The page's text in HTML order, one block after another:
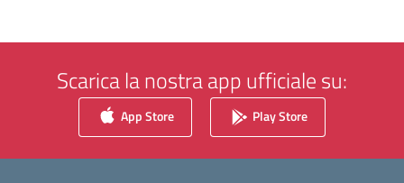
Scarica la nostra app ufficiale su:
App Store Play Store